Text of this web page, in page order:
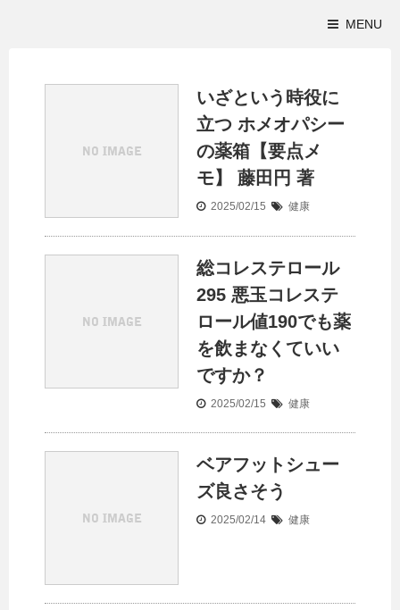
MENU
いざという時役に
立つ ホメオパシー
の薬箱【要点メ
モ】 藤田円 著
2025/02/15 健康
総コレステロール
295 悪玉コレステ
ロール値190でも薬
を飲まなくていい
ですか？
2025/02/15 健康
ベアフットシュー
ズ良さそう
2025/02/14 健康